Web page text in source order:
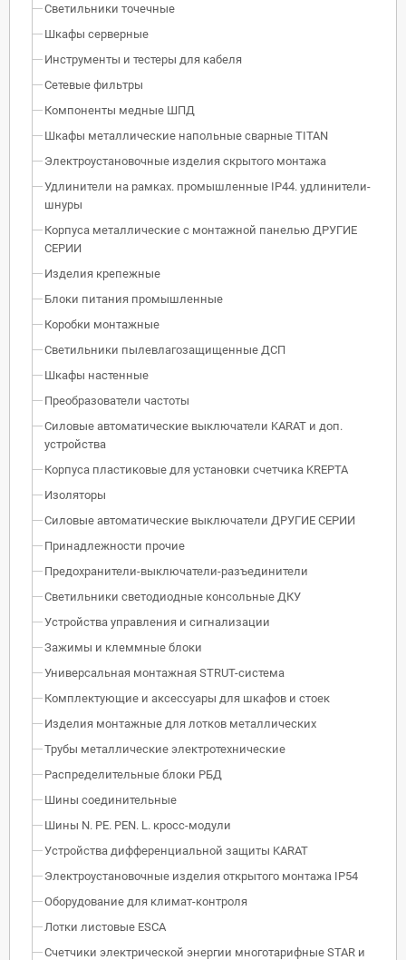
Светильники точечные
Шкафы серверные
Инструменты и тестеры для кабеля
Сетевые фильтры
Компоненты медные ШПД
Шкафы металлические напольные сварные TITAN
Электроустановочные изделия скрытого монтажа
Удлинители на рамках. промышленные IP44. удлинители-
шнуры
Корпуса металлические с монтажной панелью ДРУГИЕ
СЕРИИ
Изделия крепежные
Блоки питания промышленные
Коробки монтажные
Светильники пылевлагозащищенные ДСП
Шкафы настенные
Преобразователи частоты
Силовые автоматические выключатели KARAT и доп.
устройства
Корпуса пластиковые для установки счетчика KREPTA
Изоляторы
Силовые автоматические выключатели ДРУГИЕ СЕРИИ
Принадлежности прочие
Предохранители-выключатели-разъединители
Светильники светодиодные консольные ДКУ
Устройства управления и сигнализации
Зажимы и клеммные блоки
Универсальная монтажная STRUT-система
Комплектующие и аксессуары для шкафов и стоек
Изделия монтажные для лотков металлических
Трубы металлические электротехнические
Распределительные блоки РБД
Шины соединительные
Шины N. PE. PEN. L. кросс-модули
Устройства дифференциальной защиты KARAT
Электроустановочные изделия открытого монтажа IP54
Оборудование для климат-контроля
Лотки листовые ESCA
Счетчики электрической энергии многотарифные STAR и